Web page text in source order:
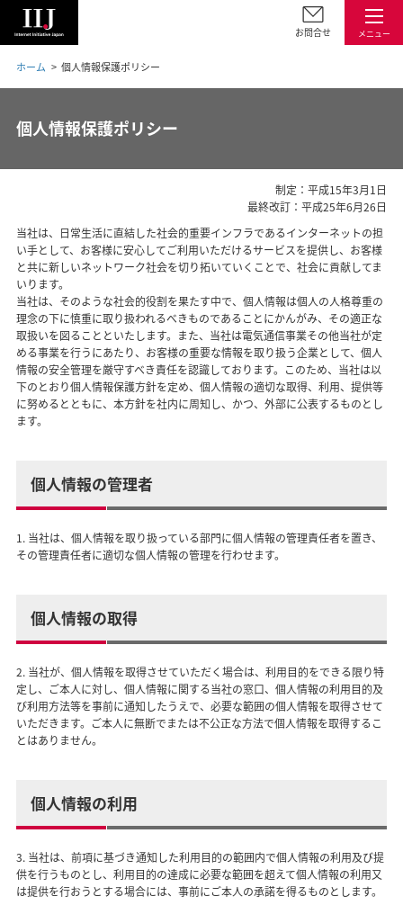
メニュー
お問合せ
ホーム 個人情報保護ポリシー
個人情報保護ポリシー
制定：平成15年3月1日
最終改訂：平成25年6月26日
当社は、日常生活に直結した社会的重要インフラであるインターネットの担
い手として、お客様に安心してご利用いただけるサービスを提供し、お客様
と共に新しいネットワーク社会を切り拓いていくことで、社会に貢献してま
いります。
当社は、そのような社会的役割を果たす中で、個人情報は個人の人格尊重の
理念の下に慎重に取り扱われるべきものであることにかんがみ、その適正な
取扱いを図ることといたします。また、当社は電気通信事業その他当社が定
める事業を行うにあたり、お客様の重要な情報を取り扱う企業として、個人
情報の安全管理を厳守すべき責任を認識しております。このため、当社は以
下のとおり個人情報保護方針を定め、個人情報の適切な取得、利用、提供等
に努めるとともに、本方針を社内に周知し、かつ、外部に公表するものとし
ます。
個人情報の管理者
1. 当社は、個人情報を取り扱っている部門に個人情報の管理責任者を置き、
その管理責任者に適切な個人情報の管理を行わせます。
個人情報の取得
2. 当社が、個人情報を取得させていただく場合は、利用目的をできる限り特
定し、ご本人に対し、個人情報に関する当社の窓口、個人情報の利用目的及
び利用方法等を事前に通知したうえで、必要な範囲の個人情報を取得させて
いただきます。ご本人に無断でまたは不公正な方法で個人情報を取得するこ
とはありません。
個人情報の利用
3. 当社は、前項に基づき通知した利用目的の範囲内で個人情報の利用及び提
供を行うものとし、利用目的の達成に必要な範囲を超えて個人情報の利用又
は提供を行おうとする場合には、事前にご本人の承諾を得るものとします。